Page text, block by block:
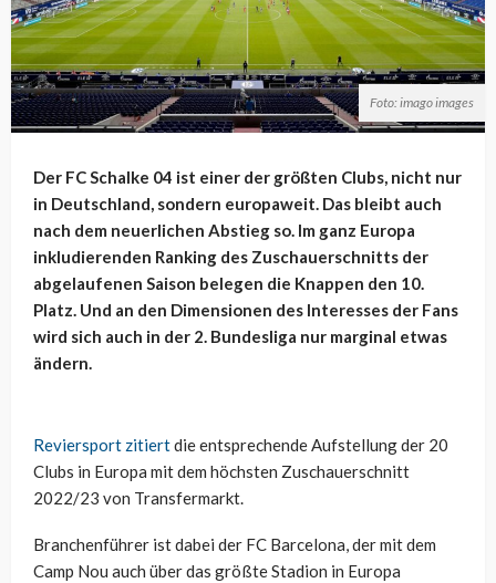
Foto: imago images
Der FC Schalke 04 ist einer der größten Clubs, nicht nur
in Deutschland, sondern europaweit. Das bleibt auch
nach dem neuerlichen Abstieg so. Im ganz Europa
inkludierenden Ranking des Zuschauerschnitts der
abgelaufenen Saison belegen die Knappen den 10.
Platz. Und an den Dimensionen des Interesses der Fans
wird sich auch in der 2. Bundesliga nur marginal etwas
ändern.
Reviersport zitiertdie entsprechende Aufstellung der 20
Clubs in Europa mit dem höchsten Zuschauerschnitt
2022/23 von Transfermarkt.
Branchenführer ist dabei der FC Barcelona, der mit dem
Camp Nou auch über das größte Stadion in Europa